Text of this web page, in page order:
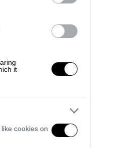
it
cookies on